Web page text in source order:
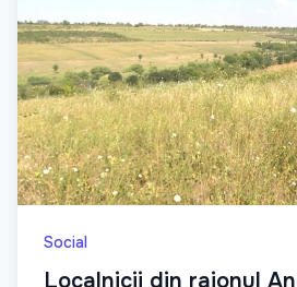
Social
Localnicii din raionul